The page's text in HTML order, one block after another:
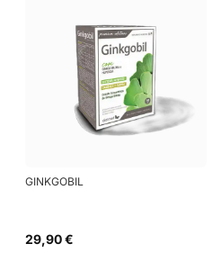
GINKGOBIL
29,90 €